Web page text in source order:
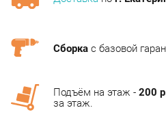
Подъём на этаж - 200 р.
АНАЛОГИ